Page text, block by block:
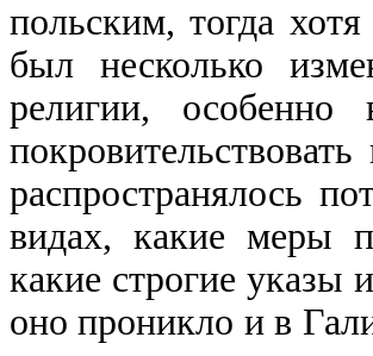
польским, тогда
был несколько
религии,
распространялось
видах, какие меры
какие строгие указы
оно проникло и в